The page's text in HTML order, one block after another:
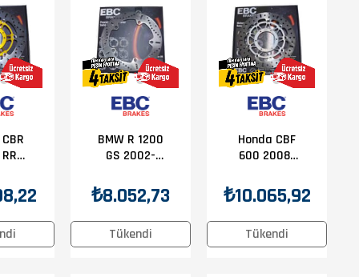
Disk
Tükendi
BMW R 1200
GS 2002-
Disk
₺8.052,73
Tükendi
Honda CBF
600 2008-
CBF 1000
2006-2016
EBC Ön Disk
₺10.065,92